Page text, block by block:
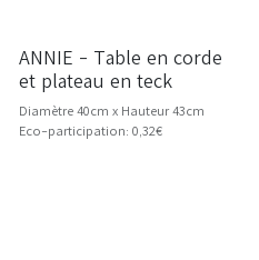
ANNIE - Table en corde
et plateau en teck
Diamètre 40cm x Hauteur 43cm
Eco-participation: 0,32€